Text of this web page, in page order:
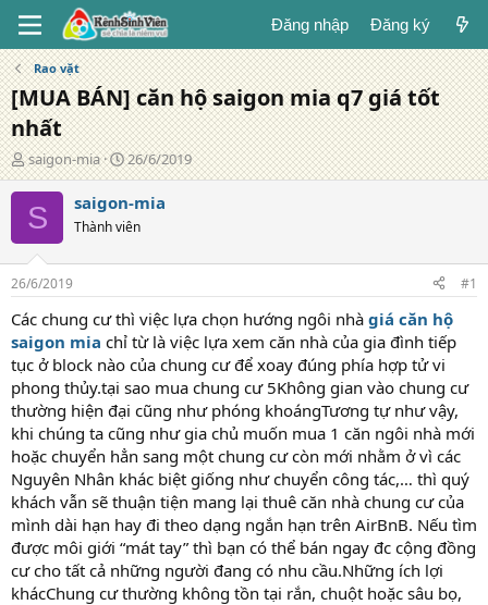
Đăng nhập Đăng ký
Rao vặt
[MUA BÁN] căn hộ saigon mia q7 giá tốt
nhất
T
á
c
g
ả
saigon-mia
N
g
à
y
đ
g
26/6/2019
S saigon-mia
Thành viên
26/6/2019 #1
Các chung cư thì việc lựa chọn hướng ngôi nhà giá căn hộ
saigon mia chỉ từ là việc lựa xem căn nhà của gia đình tiếp
tục ở block nào của chung cư để xoay đúng phía hợp tử vi
phong thủy.tại sao mua chung cư 5Không gian vào chung cư
thường hiện đại cũng như phóng khoángTương tự như vậy,
khi chúng ta cũng như gia chủ muốn mua 1 căn ngôi nhà mới
hoặc chuyển hẳn sang một chung cư còn mới nhằm ở vì các
Nguyên Nhân khác biệt giống như chuyển công tác,… thì quý
khách vẫn sẽ thuận tiện mang lại thuê căn nhà chung cư của
mình dài hạn hay đi theo dạng ngắn hạn trên AirBnB. Nếu tìm
được môi giới “mát tay” thì bạn có thể bán ngay đc cộng đồng
cư cho tất cả những người đang có nhu cầu.Những ích lợi
khácChung cư thường không tồn tại rắn, chuột hoặc sâu bọ,